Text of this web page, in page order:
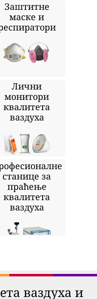
Заштитне
маске и
Лични
монитори
квалитета
ваздуха
станице за
праћење
квалитета
ваздуха
ваздуха и